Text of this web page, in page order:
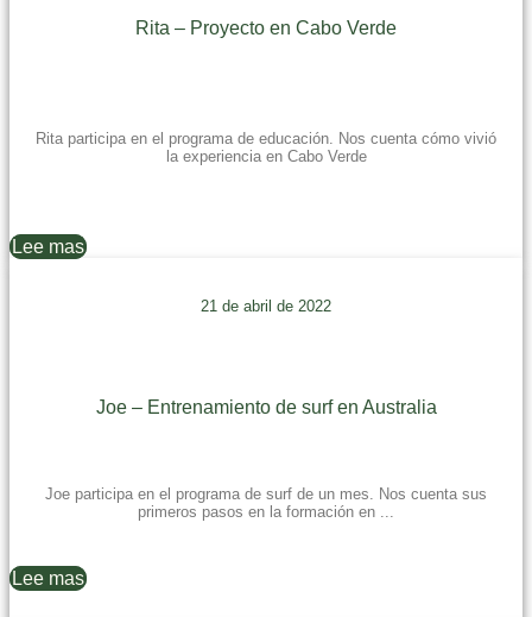
Rita – Proyecto en Cabo Verde
Rita participa en el programa de educación. Nos cuenta cómo vivió
la experiencia en Cabo Verde
Lee mas
21 de abril de 2022
Joe – Entrenamiento de surf en Australia
Joe participa en el programa de surf de un mes. Nos cuenta sus
primeros pasos en la formación en ...
Lee mas